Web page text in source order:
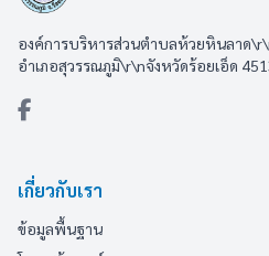
องค์การบริหารส่วนตำบลห้วยหินลาด
อำเภอสุวรรณภูมิ\r\nจังหวัดร้อยเอ็ด
เกี่ยวกับเรา
ข้อมูลพื้นฐาน